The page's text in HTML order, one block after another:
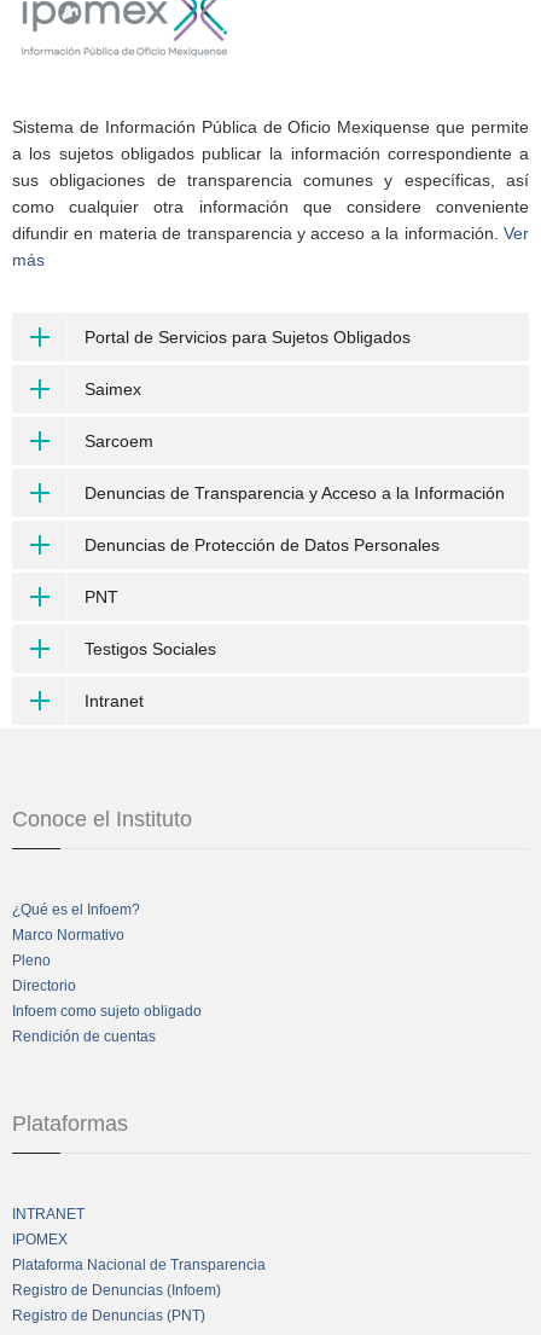
Sistema de Información Pública de Oficio Mexiquense que permite
a los sujetos obligados publicar la información correspondiente a
sus obligaciones de transparencia comunes y específicas, así
como cualquier otra información que considere conveniente
difundir en materia de transparencia y acceso a la información. Ver
más
Portal de Servicios para Sujetos Obligados
Saimex
Sarcoem
Denuncias de Transparencia y Acceso a la Información
Denuncias de Protección de Datos Personales
PNT
Testigos Sociales
Intranet
Conoce el Instituto
¿Qué es el Infoem?
Marco Normativo
Pleno
Directorio
Infoem como sujeto obligado
Rendición de cuentas
Plataformas
INTRANET
IPOMEX
Plataforma Nacional de Transparencia
Registro de Denuncias (Infoem)
Registro de Denuncias (PNT)